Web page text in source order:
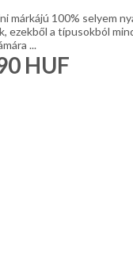
márkájú 100% selyem
a típusokból
...
HUF